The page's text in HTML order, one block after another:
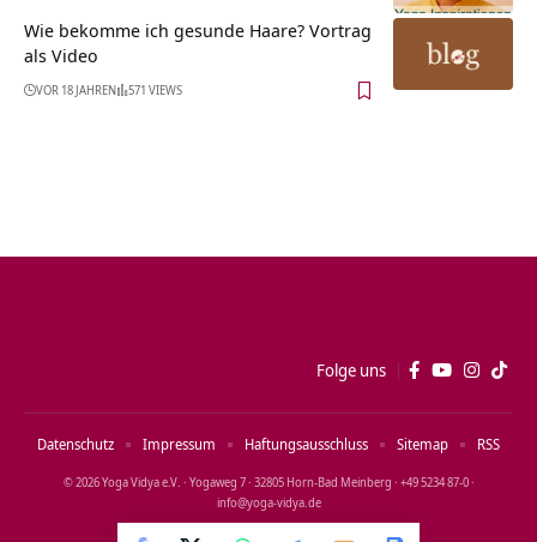
Wie bekomme ich gesunde Haare? Vortrag
als Video
VOR 18 JAHREN 571 VIEWS
Folge uns
© 2026 Yoga Vidya e.V. · Yogaweg 7 · 32805 Horn‑Bad Meinberg · +49 5234 87‑0 ·
info@yoga‑vidya.de
Datenschutz Impressum Haftungsausschluss Sitemap RSS